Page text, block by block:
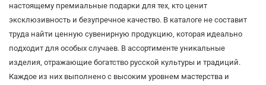
настоящему премиальные подарки для тех, кто ценит
эксклюзивность и безупречное качество. В каталоге не составит
труда найти ценную сувенирную продукцию, которая идеально
подходит для особых случаев. В ассортименте уникальные
изделия, отражающие богатство русской культуры и традиций.
Каждое из них выполнено с высоким уровнем мастерства и